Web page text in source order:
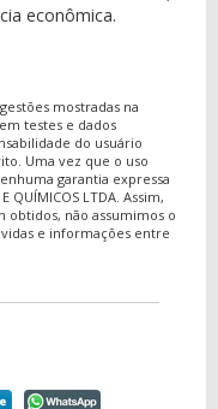
econômica.
mostradas na
testes e dados
do usuário
Uma vez que o uso
garantia expressa
QUÍMICOS LTDA. Assim,
obtidos, não assumimos o
e informações entre